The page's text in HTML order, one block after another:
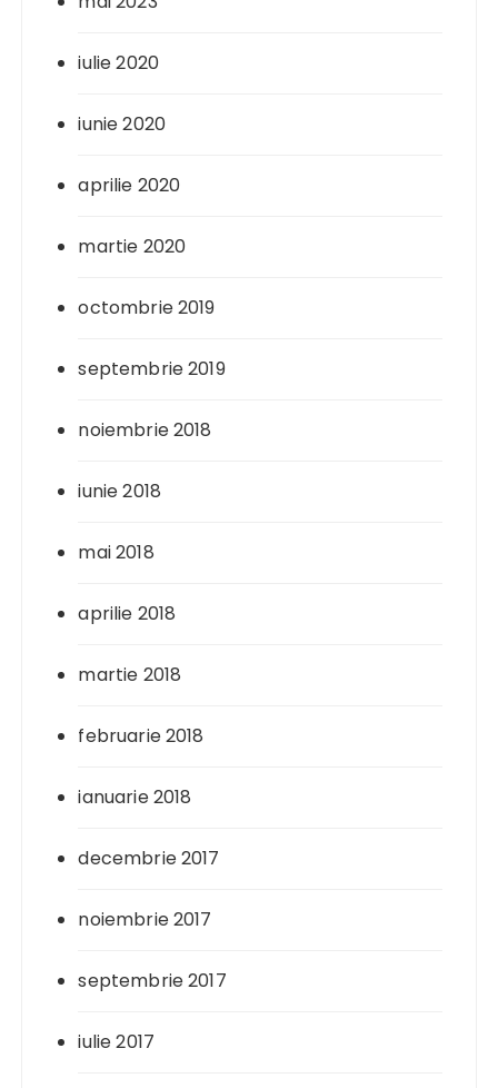
iulie 2020
iunie 2020
aprilie 2020
martie 2020
octombrie 2019
septembrie 2019
noiembrie 2018
iunie 2018
mai 2018
aprilie 2018
martie 2018
februarie 2018
ianuarie 2018
decembrie 2017
noiembrie 2017
septembrie 2017
iulie 2017